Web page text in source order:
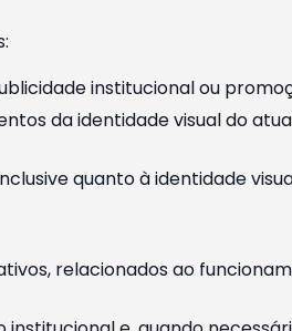
institucional ou
da identidade visual do
quanto à identidade
relacionados ao